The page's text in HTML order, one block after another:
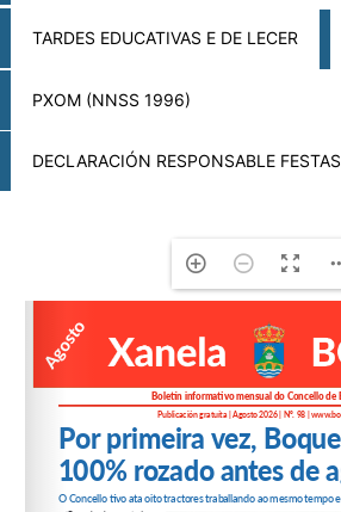
TARDES EDUCATIVAS E DE LECER
PXOM (NNSS 1996)
DECLARACIÓN RESPONSABLE FESTAS